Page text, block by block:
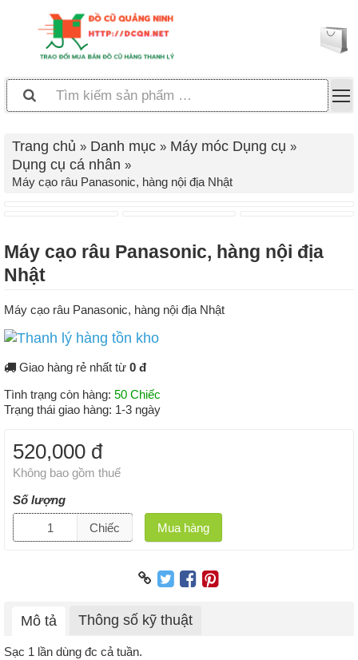
Trang chủ Danh mục
Máy móc Dụng cụ
Dụng cụ cá nhân
Máy cạo râu Panasonic, hàng nội địa Nhật
Máy cạo râu Panasonic, hàng nội địa
Nhật
Máy cạo râu Panasonic, hàng nội địa Nhật
Giao hàng rẻ nhất từ 0 đ
Tình trạng còn hàng: 50 Chiếc
Trạng thái giao hàng: 1-3 ngày
520,000 đ
Không bao gồm thuế
Số lượng
Chiếc Mua hàng
Mô tả Thông số kỹ thuật
Sạc 1 lần dùng đc cả tuần.